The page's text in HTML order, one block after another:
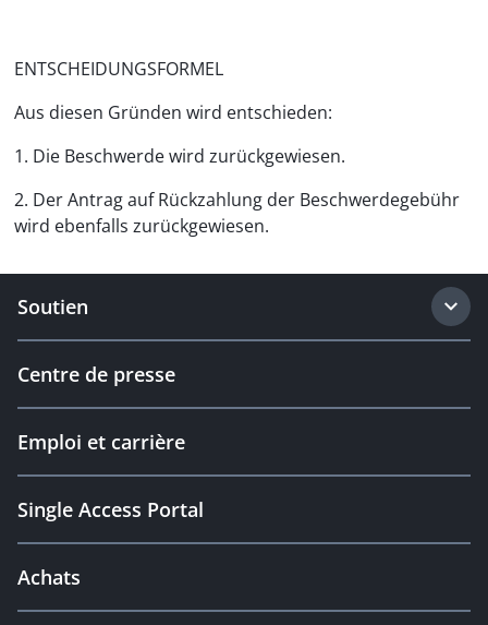
ENTSCHEIDUNGSFORMEL
Aus diesen Gründen wird entschieden:
1. Die Beschwerde wird zurückgewiesen.
2. Der Antrag auf Rückzahlung der Beschwerdegebühr
wird ebenfalls zurückgewiesen.
Soutien
Centre de presse
Emploi et carrière
Single Access Portal
Achats